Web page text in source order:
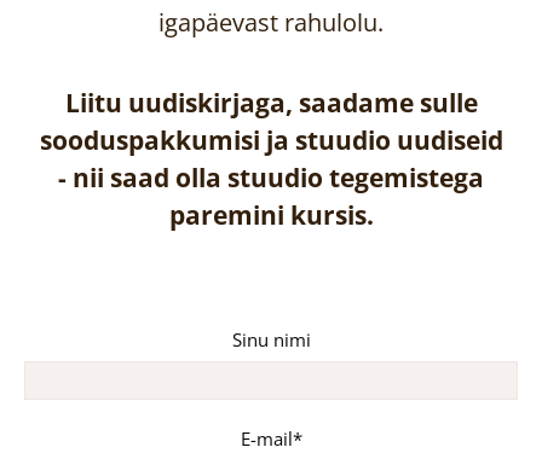
igapäevast rahulolu.
Liitu uudiskirjaga, saadame sulle
sooduspakkumisi ja stuudio uudiseid
- nii saad olla stuudio tegemistega
paremini kursis.
Sinu nimi
E-mail